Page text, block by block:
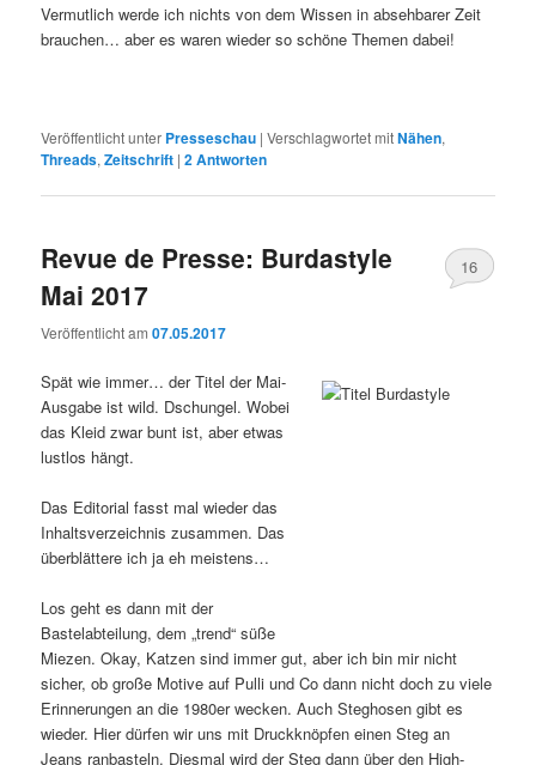
Vermutlich werde ich nichts von dem Wissen in absehbarer Zeit
brauchen… aber es waren wieder so schöne Themen dabei!
Veröffentlicht unter Presseschau |Verschlagwortet mitNähen,
Threads,Zeitschrift |2Antworten
Revue de Presse: Burdastyle
Mai 2017
Veröffentlicht am07.05.2017
16
Spät wie immer… der Titel der Mai-
Ausgabe ist wild. Dschungel. Wobei
das Kleid zwar bunt ist, aber etwas
lustlos hängt.
Das Editorial fasst mal wieder das
Inhaltsverzeichnis zusammen. Das
überblättere ich ja eh meistens…
Los geht es dann mit der
Bastelabteilung, dem „trend“ süße
Miezen. Okay, Katzen sind immer gut, aber ich bin mir nicht
sicher, ob große Motive auf Pulli und Co dann nicht doch zu viele
Erinnerungen an die 1980er wecken. Auch Steghosen gibt es
wieder. Hier dürfen wir uns mit Druckknöpfen einen Steg an
Jeans ranbasteln. Diesmal wird der Steg dann über den High-